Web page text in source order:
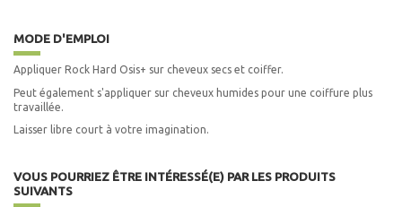
MODE D'EMPLOI
Appliquer Rock Hard Osis+ sur cheveux secs et coiffer.
Peut également s'appliquer sur cheveux humides pour une coiffure plus
travaillée.
Laisser libre court à votre imagination.
VOUS POURRIEZ ÊTRE INTÉRESSÉ(E) PAR LES PRODUITS
SUIVANTS